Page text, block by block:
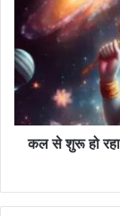
कल से शुरू हो रहा